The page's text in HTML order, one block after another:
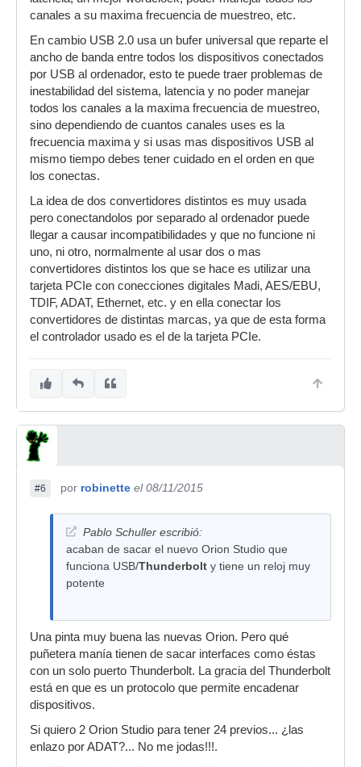
canales a su maxima frecuencia de muestreo, etc.
En cambio USB 2.0 usa un bufer universal que reparte el
ancho de banda entre todos los dispositivos conectados
por USB al ordenador, esto te puede traer problemas de
inestabilidad del sistema, latencia y no poder manejar
todos los canales a la maxima frecuencia de muestreo,
sino dependiendo de cuantos canales uses es la
frecuencia maxima y si usas mas dispositivos USB al
mismo tiempo debes tener cuidado en el orden en que
los conectas.
La idea de dos convertidores distintos es muy usada
pero conectandolos por separado al ordenador puede
llegar a causar incompatibilidades y que no funcione ni
uno, ni otro, normalmente al usar dos o mas
convertidores distintos los que se hace es utilizar una
tarjeta PCIe con conecciones digitales Madi, AES/EBU,
TDIF, ADAT, Ethernet, etc. y en ella conectar los
convertidores de distintas marcas, ya que de esta forma
el controlador usado es el de la tarjeta PCIe.
#6 por robinette el 08/11/2015
Pablo Schuller escribió:
acaban de sacar el nuevo Orion Studio que
funciona USB/Thunderbolt y tiene un reloj muy
potente
Una pinta muy buena las nuevas Orion. Pero qué
puñetera manía tienen de sacar interfaces como éstas
con un solo puerto Thunderbolt. La gracia del Thunderbolt
está en que es un protocolo que permite encadenar
dispositivos.
Si quiero 2 Orion Studio para tener 24 previos... ¿las
enlazo por ADAT?... No me jodas!!!.